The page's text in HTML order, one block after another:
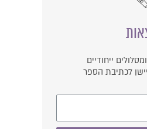
ייחודיים
לכתיבת הספר